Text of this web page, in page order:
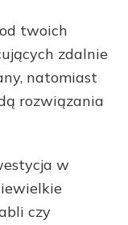
twoich
zdalnie
natomiast
rozwiązania
w
czy